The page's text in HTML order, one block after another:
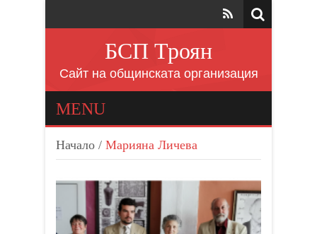
БСП Троян
Сайт на общинската организация
MENU
Начало / Марияна Личева